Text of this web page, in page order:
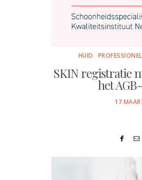
HUID
SKIN registratie
het
POSTED
17